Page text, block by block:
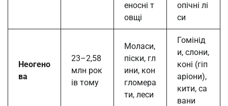
еносні т
овщі
опічні лі
си
Неогено
ва
23–2,58
млн рок
ів тому
Моласи,
піски, гл
ини, кон
гломера
ти, леси
Гомінід
и, слони,
коні (гіп
аріони),
кити, са
вани